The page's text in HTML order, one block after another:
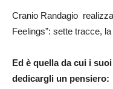
Cranio Randagio
Feelings”: sette tracce,
Ed è quella da cui i
dedicargli un pensiero: